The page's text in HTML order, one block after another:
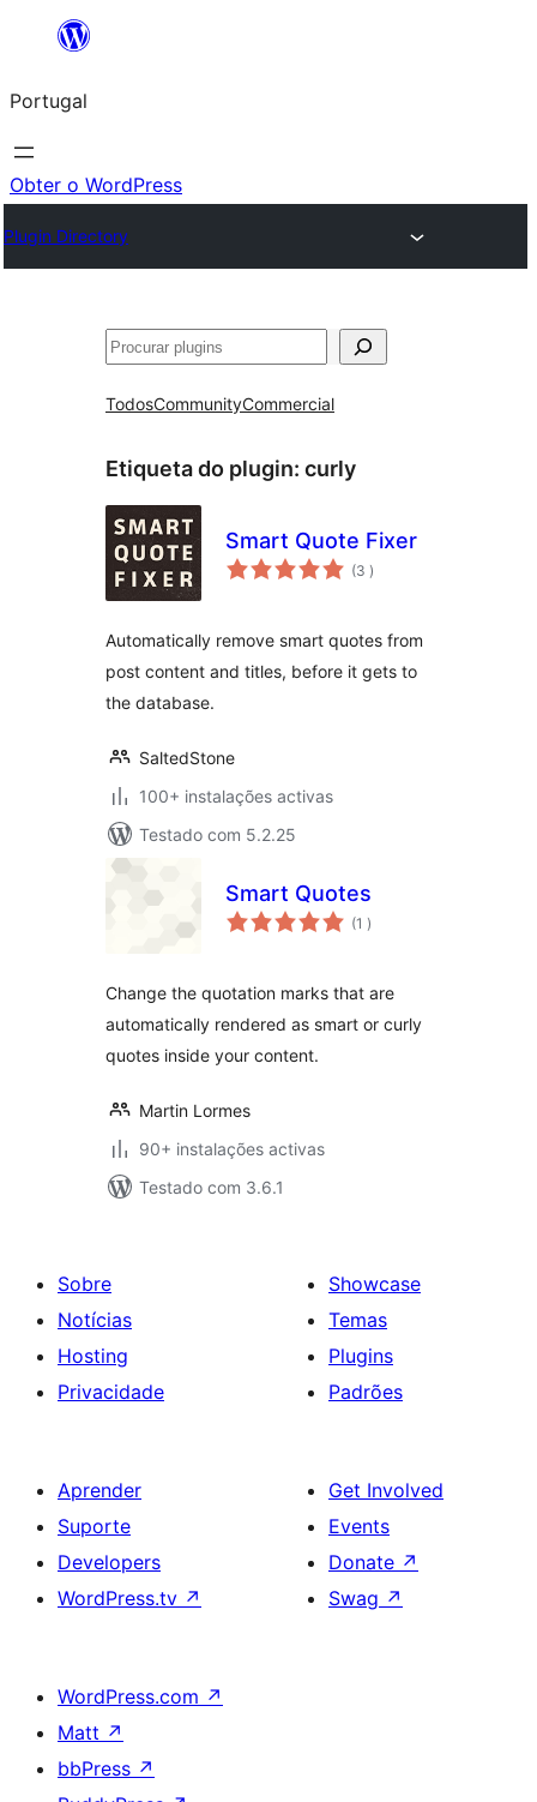
Saltar
o
conteúdo
Portugal
Obter o WordPress
Plugin Directory
Pesquisar
TodosCommunityCommercial
Etiqueta do plugin: curly
Smart Quote Fixer
(3 classificações
)
Automatically remove smart quotes from
post content and titles, before it gets to
the database.
SaltedStone
100+ instalações activas
Testado com 5.2.25
Smart Quotes
(1 classificações
)
Change the quotation marks that are
automatically rendered as smart or curly
quotes inside your content.
Martin Lormes
90+ instalações activas
Testado com 3.6.1
Sobre
Notícias
Hosting
Privacidade
Showcase
Temas
Plugins
Padrões
Aprender
Suporte
Developers
WordPress.tv ↗
Get Involved
Events
Donate ↗
Swag ↗
WordPress.com ↗
Matt ↗
bbPress ↗